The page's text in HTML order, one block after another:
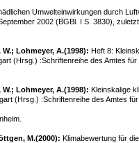
Umwelteinwirkungen durch
2002 (BGBl. I S. 3830),
Lohmeyer, A.(1998): Heft 8:
(Hrsg.) :Schriftenreihe des Amtes
Lohmeyer, A.(1998): Kleinskalige
(Hrsg.) :Schriftenreihe des Amtes
M.(2000): Klimabewertung für